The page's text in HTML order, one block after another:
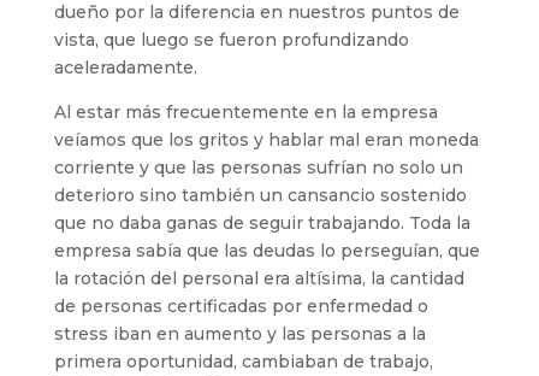
dueño por la diferencia en nuestros puntos de
vista, que luego se fueron profundizando
aceleradamente.
Al estar más frecuentemente en la empresa
veíamos que los gritos y hablar mal eran moneda
corriente y que las personas sufrían no solo un
deterioro sino también un cansancio sostenido
que no daba ganas de seguir trabajando. Toda la
empresa sabía que las deudas lo perseguían, que
la rotación del personal era altísima, la cantidad
de personas certificadas por enfermedad o
stress iban en aumento y las personas a la
primera oportunidad, cambiaban de trabajo,